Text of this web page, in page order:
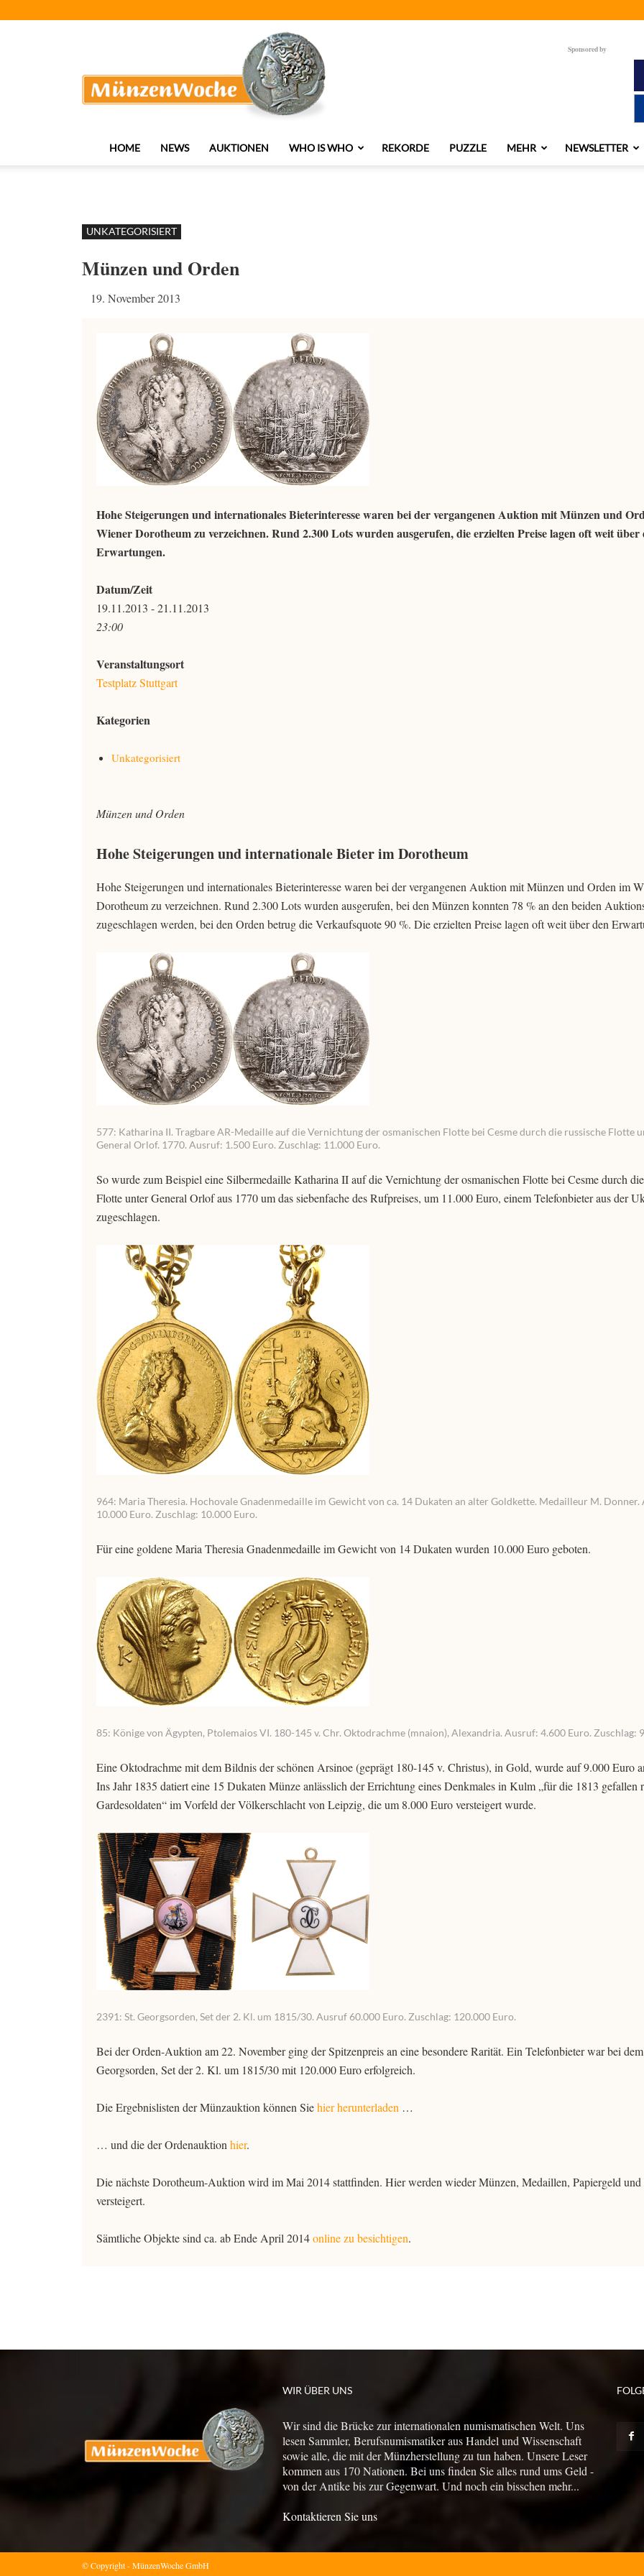
Sponsored by
HOME NEWS AUKTIONEN WHO IS WHO REKORDE PUZZLE MEHR NEWSLETTER
UNKATEGORISIERT
Münzen und Orden
19. November 2013
Hohe Steigerungen und internationales Bieterinteresse waren bei der vergangenen Auktion mit Münzen und
Wiener Dorotheum zu verzeichnen. Rund 2.300 Lots wurden ausgerufen, die erzielten Preise lagen oft weit über
Erwartungen.
Datum/Zeit
19.11.2013 - 21.11.2013
23:00
Veranstaltungsort
Testplatz Stuttgart
Kategorien
Unkategorisiert
Münzen und Orden
Hohe Steigerungen und internationale Bieter im Dorotheum
Hohe Steigerungen und internationales Bieterinteresse waren bei der vergangenen Auktion mit Münzen und Orden im
Dorotheum zu verzeichnen. Rund 2.300 Lots wurden ausgerufen, bei den Münzen konnten 78 % an den beiden
zugeschlagen werden, bei den Orden betrug die Verkaufsquote 90 %. Die erzielten Preise lagen oft weit über den
577: Katharina II. Tragbare AR-Medaille auf die Vernichtung der osmanischen Flotte bei Cesme durch die russische Flotte
General Orlof. 1770. Ausruf: 1.500 Euro. Zuschlag: 11.000 Euro.
So wurde zum Beispiel eine Silbermedaille Katharina II auf die Vernichtung der osmanischen Flotte bei Cesme durch
Flotte unter General Orlof aus 1770 um das siebenfache des Rufpreises, um 11.000 Euro, einem Telefonbieter aus der
zugeschlagen.
964: Maria Theresia. Hochovale Gnadenmedaille im Gewicht von ca. 14 Dukaten an alter Goldkette. Medailleur M. Donner.
10.000 Euro. Zuschlag: 10.000 Euro.
Für eine goldene Maria Theresia Gnadenmedaille im Gewicht von 14 Dukaten wurden 10.000 Euro geboten.
85: Könige von Ägypten, Ptolemaios VI. 180-145 v. Chr. Oktodrachme (mnaion), Alexandria. Ausruf: 4.600 Euro. Zuschlag:
Eine Oktodrachme mit dem Bildnis der schönen Arsinoe (geprägt 180-145 v. Christus), in Gold, wurde auf 9.000 Euro
Ins Jahr 1835 datiert eine 15 Dukaten Münze anlässlich der Errichtung eines Denkmales in Kulm „für die 1813 gefallen
Gardesoldaten“ im Vorfeld der Völkerschlacht von Leipzig, die um 8.000 Euro versteigert wurde.
2391: St. Georgsorden, Set der 2. Kl. um 1815/30. Ausruf 60.000 Euro. Zuschlag: 120.000 Euro.
Bei der Orden-Auktion am 22. November ging der Spitzenpreis an eine besondere Rarität. Ein Telefonbieter war bei
Georgsorden, Set der 2. Kl. um 1815/30 mit 120.000 Euro erfolgreich.
Die Ergebnislisten der Münzauktion können Siehier herunterladen …
… und die der Ordenauktion hier.
Die nächste Dorotheum-Auktion wird im Mai 2014 stattfinden. Hier werden wieder Münzen, Medaillen, Papiergeld und
versteigert.
Sämtliche Objekte sind ca. ab Ende April 2014online zu besichtigen.
WIR ÜBER UNS
Wir sind die Brücke zur internationalen numismatischen Welt. Uns
lesen Sammler, Berufsnumismatiker aus Handel und Wissenschaft
sowie alle, die mit der Münzherstellung zu tun haben. Unsere Leser
kommen aus 170 Nationen. Bei uns finden Sie alles rund ums Geld -
von der Antike bis zur Gegenwart. Und noch ein bisschen mehr...
Kontaktieren Sie uns
© Copyright - MünzenWoche GmbH